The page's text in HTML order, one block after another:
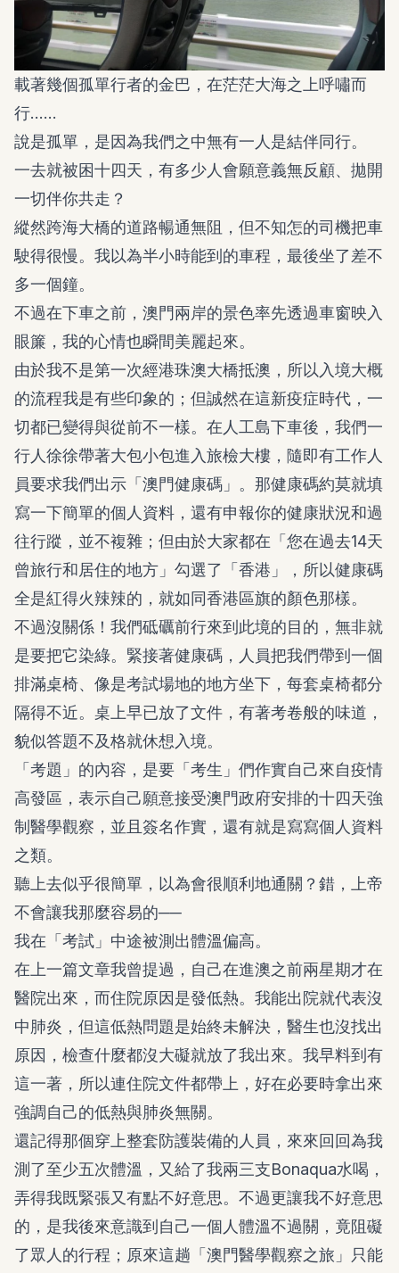
載著幾個孤單行者的金巴，在茫茫大海之上呼嘯而
行……
說是孤單，是因為我們之中無有一人是結伴同行。
一去就被困十四天，有多少人會願意義無反顧、拋開
一切伴你共走？
縱然跨海大橋的道路暢通無阻，但不知怎的司機把車
駛得很慢。我以為半小時能到的車程，最後坐了差不
多一個鐘。
不過在下車之前，澳門兩岸的景色率先透過車窗映入
眼簾，我的心情也瞬間美麗起來。
由於我不是第一次經港珠澳大橋抵澳，所以入境大概
的流程我是有些印象的；但誠然在這新疫症時代，一
切都已變得與從前不一樣。在人工島下車後，我們一
行人徐徐帶著大包小包進入旅檢大樓，隨即有工作人
員要求我們出示「澳門健康碼」。那健康碼約莫就填
寫一下簡單的個人資料，還有申報你的健康狀況和過
往行蹤，並不複雜；但由於大家都在「您在過去14天
曾旅行和居住的地方」勾選了「香港」，所以健康碼
全是紅得火辣辣的，就如同香港區旗的顏色那樣。
不過沒關係！我們砥礪前行來到此境的目的，無非就
是要把它染綠。緊接著健康碼，人員把我們帶到一個
排滿桌椅、像是考試場地的地方坐下，每套桌椅都分
隔得不近。桌上早已放了文件，有著考卷般的味道，
貌似答題不及格就休想入境。
「考題」的內容，是要「考生」們作實自己來自疫情
高發區，表示自己願意接受澳門政府安排的十四天強
制醫學觀察，並且簽名作實，還有就是寫寫個人資料
之類。
聽上去似乎很簡單，以為會很順利地通關？錯，上帝
不會讓我那麼容易的──
我在「考試」中途被測出體溫偏高。
在上一篇文章我曾提過，自己在進澳之前兩星期才在
醫院出來，而住院原因是發低熱。我能出院就代表沒
中肺炎，但這低熱問題是始終未解決，醫生也沒找出
原因，檢查什麼都沒大礙就放了我出來。我早料到有
這一著，所以連住院文件都帶上，好在必要時拿出來
強調自己的低熱與肺炎無關。
還記得那個穿上整套防護裝備的人員，來來回回為我
測了至少五次體溫，又給了我兩三支Bonaqua水喝，
弄得我既緊張又有點不好意思。不過更讓我不好意思
的，是我後來意識到自己一個人體溫不過關，竟阻礙
了眾人的行程；原來這趟「澳門醫學觀察之旅」只能